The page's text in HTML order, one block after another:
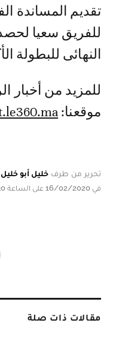
تقديم المساندة
للفريق سعيا لحصد
النهائى للبطولة
للمزيد من أخبار
موقعنا:
تحرير من طرف خليل أبو خليل
في 16/02/2020 على الساعة 14:30
مقالات ذات صلة